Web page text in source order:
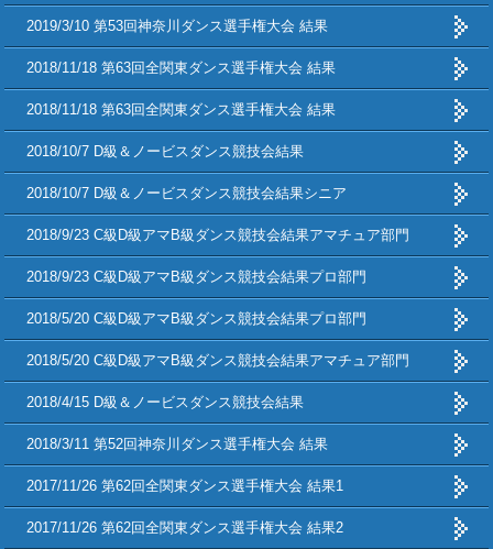
2019/3/10 第53回神奈川ダンス選手権大会 結果
2018/11/18 第63回全関東ダンス選手権大会 結果
2018/11/18 第63回全関東ダンス選手権大会 結果
2018/10/7 D級＆ノービスダンス競技会結果
2018/10/7 D級＆ノービスダンス競技会結果シニア
2018/9/23 C級D級アマB級ダンス競技会結果アマチュア部門
2018/9/23 C級D級アマB級ダンス競技会結果プロ部門
2018/5/20 C級D級アマB級ダンス競技会結果プロ部門
2018/5/20 C級D級アマB級ダンス競技会結果アマチュア部門
2018/4/15 D級＆ノービスダンス競技会結果
2018/3/11 第52回神奈川ダンス選手権大会 結果
2017/11/26 第62回全関東ダンス選手権大会 結果1
2017/11/26 第62回全関東ダンス選手権大会 結果2